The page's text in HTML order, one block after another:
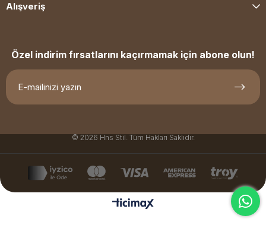
Alışveriş
Özel indirim fırsatlarını kaçırmamak için abone olun!
© 2026 Hns Stil. Tüm Hakları Saklıdır.